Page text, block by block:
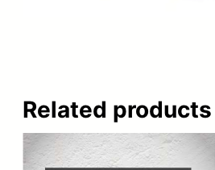
Related products